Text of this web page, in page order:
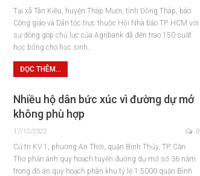
Tại xã Tân Kiều, huyện Tháp Mười, tỉnh Đồng Tháp, báo
Công giáo và Dân tộc trực thuộc Hội Nhà báo TP. HCM với
sự đóng góp chủ lực của Agribank đã đến trao 150 suất
học bổng cho học sinh…
ĐỌC THÊM...
Nhiều hộ dân bức xúc vì đường dự mở
không phù hợp
17/12/2022 0
Cử tri KV 1, phường An Thới, quận Bình Thủy, TP. Cần
Thơ phản ánh quy hoạch tuyến đường dự mở số 36 nằm
trong đồ án quy hoạch phân khu tỷ lệ 1:5000 quận Bình